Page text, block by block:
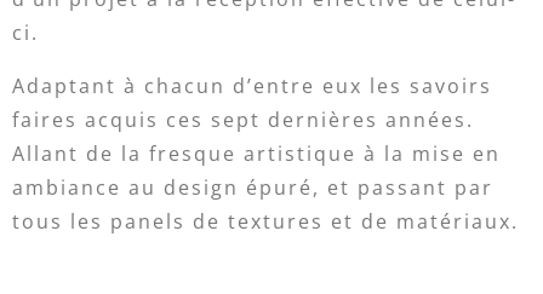
ci.
Adaptant à chacun d’entre eux les savoirs
faires acquis ces sept dernières années.
Allant de la fresque artistique à la mise en
ambiance au design épuré, et passant par
tous les panels de textures et de matériaux.